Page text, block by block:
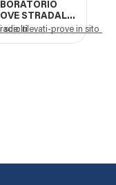
sciolti
STRADALI
rilevati-prove in sito e